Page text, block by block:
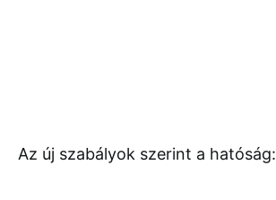
Az új szabályok szerint a hatóság: